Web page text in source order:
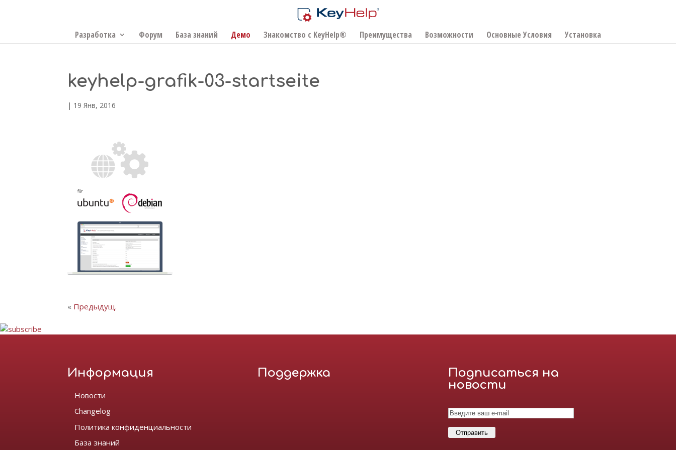
Разработка Форум База знаний Демо Знакомство с KeyHelp® Преимущества Возможности Основные Условия Установка
keyhelp-grafik-03-startseite
| 19 Янв, 2016
« Предыдущ.
Информация
Новости
Changelog
Политика конфиденциальности
База знаний
Поддержка
Подписаться на
новости